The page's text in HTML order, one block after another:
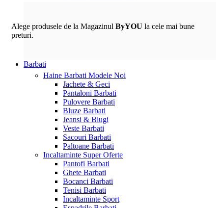
Alege produsele de la Magazinul ByYOU la cele mai bune
preturi.
Barbati
Haine Barbati Modele Noi
Jachete & Geci
Pantaloni Barbati
Pulovere Barbati
Bluze Barbati
Jeansi & Blugi
Veste Barbati
Sacouri Barbati
Paltoane Barbati
Incaltaminte Super Oferte
Pantofi Barbati
Ghete Barbati
Bocanci Barbati
Tenisi Barbati
Incaltaminte Sport